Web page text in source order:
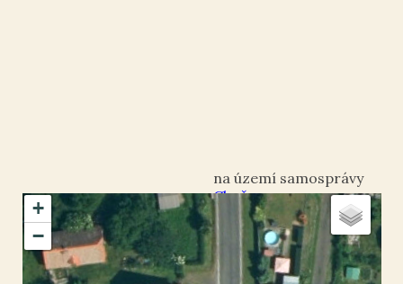
+
−
Chožov
okres Louny
Chožov